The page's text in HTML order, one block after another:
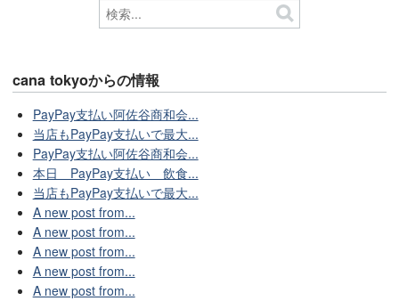
cana tokyoからの情報
PayPay支払い阿佐谷商和会...
当店もPayPay支払いで最大...
PayPay支払い阿佐谷商和会...
本日 PayPay支払い 飲食...
当店もPayPay支払いで最大...
A new post from...
A new post from...
A new post from...
A new post from...
A new post from...